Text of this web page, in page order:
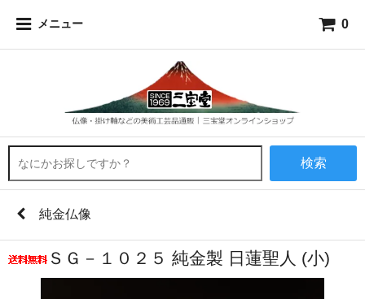
メニュー 0
検索
純金仏像
ＳＧ－１０２５ 純金製 日蓮聖人 (小)